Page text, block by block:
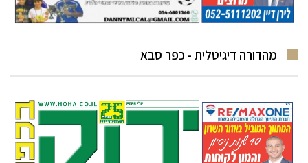
מהדורה דיגיטלית - כפר סבא